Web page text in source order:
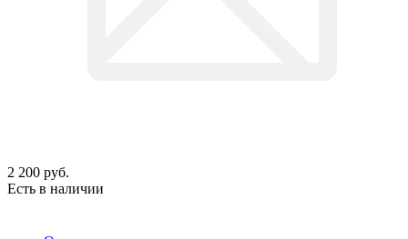
2 200 руб.
Есть в наличии